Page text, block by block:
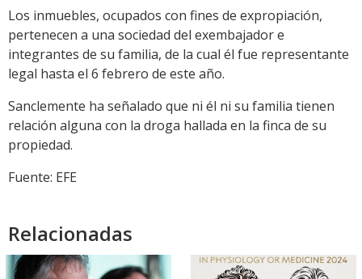
Los inmuebles, ocupados con fines de expropiación,
pertenecen a una sociedad del exembajador e
integrantes de su familia, de la cual él fue representante
legal hasta el 6 febrero de este año.
Sanclemente ha señalado que ni él ni su familia tienen
relación alguna con la droga hallada en la finca de su
propiedad.
Fuente: EFE
Relacionadas